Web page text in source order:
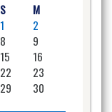
S
M
1
2
8
9
15
16
22
23
29
30